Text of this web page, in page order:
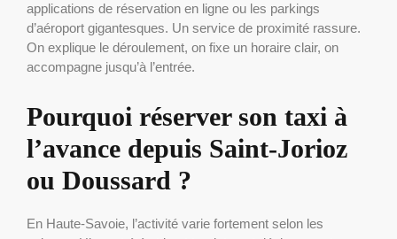
applications de réservation en ligne ou les parkings
d’aéroport gigantesques. Un service de proximité rassure.
On explique le déroulement, on fixe un horaire clair, on
accompagne jusqu’à l’entrée.
Pourquoi réserver son taxi à
l’avance depuis Saint-Jorioz
ou Doussard ?
En Haute-Savoie, l’activité varie fortement selon les